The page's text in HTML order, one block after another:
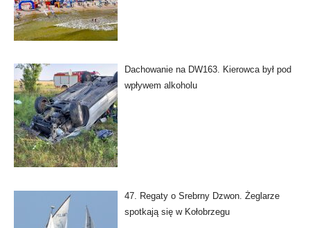
Dachowanie na DW163. Kierowca był pod
wpływem alkoholu
47. Regaty o Srebrny Dzwon. Żeglarze
spotkają się w Kołobrzegu